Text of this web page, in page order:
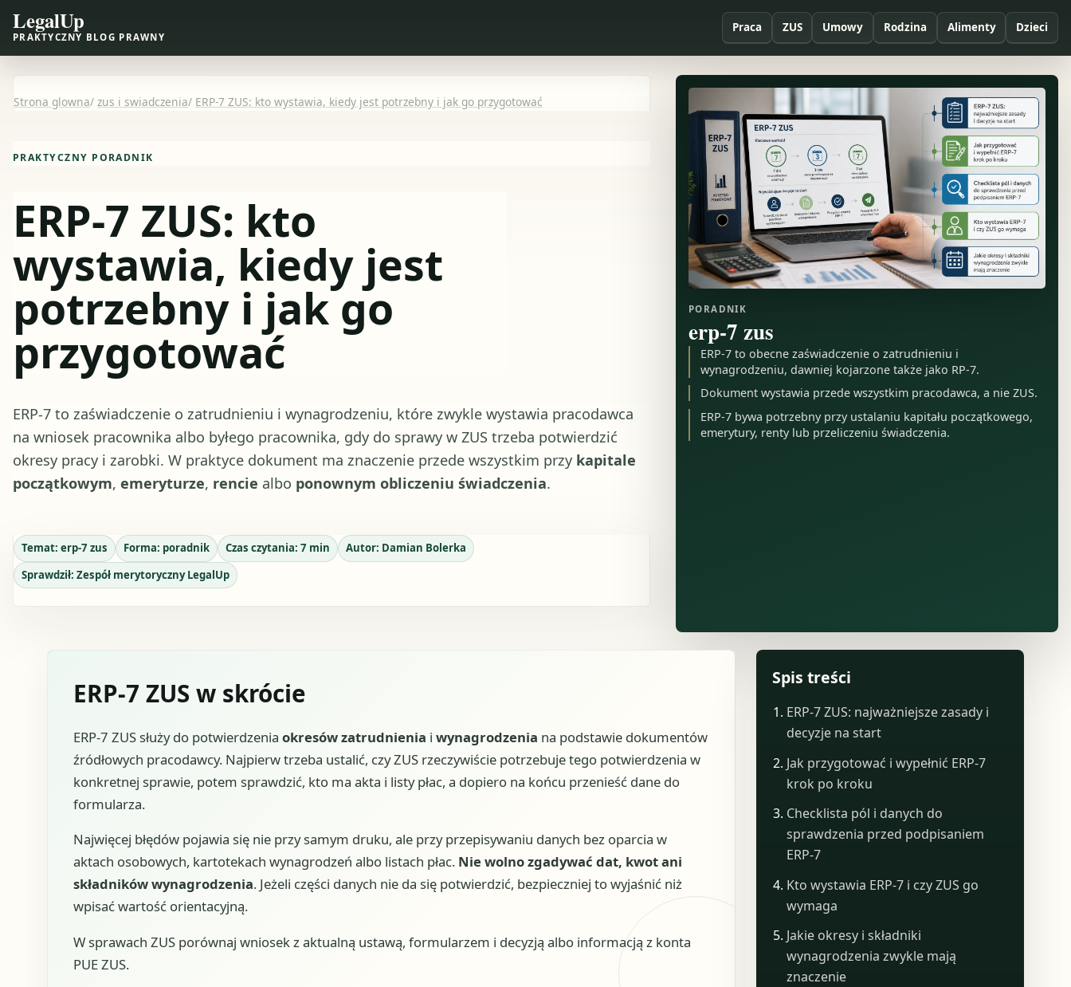
LegalUp
PRAKTYCZNY BLOG PRAWNY
Praca ZUS Umowy Rodzina Alimenty Dzieci
Strona glowna/ zus i swiadczenia/ ERP-7 ZUS: kto wystawia, kiedy jest potrzebny i jak go przygotować
PRAKTYCZNY PORADNIK
ERP-7 ZUS: kto
wystawia, kiedy jest
potrzebny i jak go
przygotować
ERP-7 to zaświadczenie o zatrudnieniu i wynagrodzeniu, które zwykle wystawia pracodawca
na wniosek pracownika albo byłego pracownika, gdy do sprawy w ZUS trzeba potwierdzić
okresy pracy i zarobki. W praktyce dokument ma znaczenie przede wszystkim przy kapitale
początkowym, emeryturze, rencie albo ponownym obliczeniu świadczenia.
Temat: erp-7 zus Forma: poradnik Czas czytania: 7 min Autor: Damian Bolerka
Sprawdził: Zespół merytoryczny LegalUp
PORADNIK
erp-7 zus
ERP-7 to obecne zaświadczenie o zatrudnieniu i
wynagrodzeniu, dawniej kojarzone także jako RP-7.
Dokument wystawia przede wszystkim pracodawca, a nie ZUS.
ERP-7 bywa potrzebny przy ustalaniu kapitału początkowego,
emerytury, renty lub przeliczeniu świadczenia.
ERP-7 ZUS w skrócie
ERP-7 ZUS służy do potwierdzenia okresów zatrudnienia i wynagrodzenia na podstawie dokumentów
źródłowych pracodawcy. Najpierw trzeba ustalić, czy ZUS rzeczywiście potrzebuje tego potwierdzenia w
konkretnej sprawie, potem sprawdzić, kto ma akta i listy płac, a dopiero na końcu przenieść dane do
formularza.
Najwięcej błędów pojawia się nie przy samym druku, ale przy przepisywaniu danych bez oparcia w
aktach osobowych, kartotekach wynagrodzeń albo listach płac. Nie wolno zgadywać dat, kwot ani
składników wynagrodzenia. Jeżeli części danych nie da się potwierdzić, bezpieczniej to wyjaśnić niż
wpisać wartość orientacyjną.
W sprawach ZUS porównaj wniosek z aktualną ustawą, formularzem i decyzją albo informacją z konta
PUE ZUS.
Spis treści
ERP-7 ZUS: najważniejsze zasady i
decyzje na start
Jak przygotować i wypełnić ERP-7
krok po kroku
Checklista pól i danych do
sprawdzenia przed podpisaniem
ERP-7
Kto wystawia ERP-7 i czy ZUS go
wymaga
Jakie okresy i składniki
wynagrodzenia zwykle mają
znaczenie